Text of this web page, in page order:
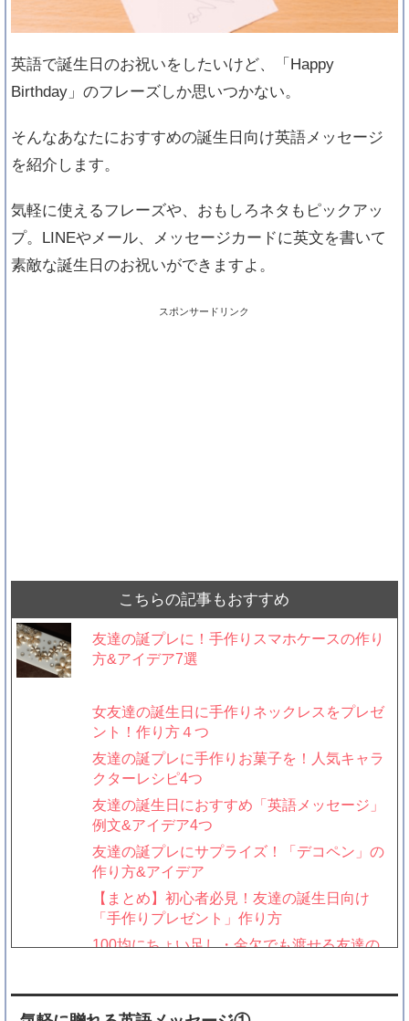
英語で誕生日のお祝いをしたいけど、「Happy
Birthday」のフレーズしか思いつかない。
そんなあなたにおすすめの誕生日向け英語メッセージ
を紹介します。
気軽に使えるフレーズや、おもしろネタもピックアッ
プ。LINEやメール、メッセージカードに英文を書いて
素敵な誕生日のお祝いができますよ。
スポンサードリンク
こちらの記事もおすすめ
友達の誕プレに！手作りスマホケースの作り
方&アイデア7選
女友達の誕生日に手作りネックレスをプレゼ
ント！作り方４つ
友達の誕プレに手作りお菓子を！人気キャラ
クターレシピ4つ
友達の誕生日におすすめ「英語メッセージ」
例文&アイデア4つ
友達の誕プレにサプライズ！「デコペン」の
作り方&アイデア
【まとめ】初心者必見！友達の誕生日向け
「手作りプレゼント」作り方
100均にちょい足し・金欠でも渡せる友達の
女友達の誕生日プレゼントでアルバムを作る
時の５つのコツ